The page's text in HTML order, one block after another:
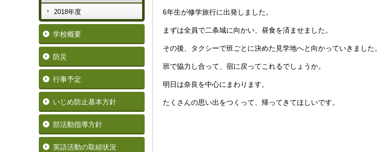
2018年度
学校概要
防災
行事予定
いじめ防止基本方針
部活動指導方針
英語活動の取組状況
6年生が修学旅行に出発しました。
まずは全員で二条城に向かい、昼食を済ませました。
その後、タクシーで班ごとに決めた見学地へと向かっていきました。
班で協力し合って、宿に戻ってこれるでしょうか。
明日は奈良を中心にまわります。
たくさんの思い出をつくって、帰ってきてほしいです。